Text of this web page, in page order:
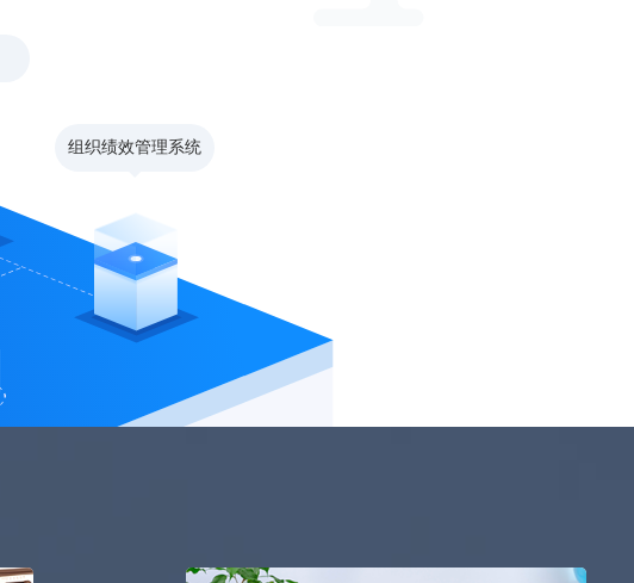
组织绩效管理系统